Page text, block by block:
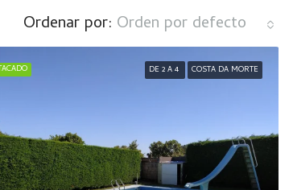
Ordenar por: Orden por defecto
DE 2 A 4 COSTA DA MORTE